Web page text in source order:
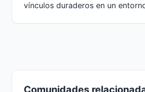
vínculos duraderos en un
Comunidades